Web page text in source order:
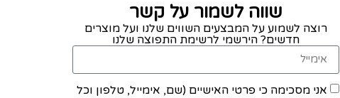
שווה לשמור על קשר
רוצה לשמוע על המבצעים השווים שלנו ועל מוצרים
חדשים? הירשמי לרשימת התפוצה שלנו
אני מסכימה כי פרטי האישיים (שם, אימייל, טלפון וכל